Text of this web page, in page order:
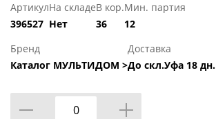
Артикул
396527
На складе
Нет
В кор.
36
Мин. партия
12
Бренд
Каталог МУЛЬТИДОМ >
Доставка
До скл.Уфа 18 дн.